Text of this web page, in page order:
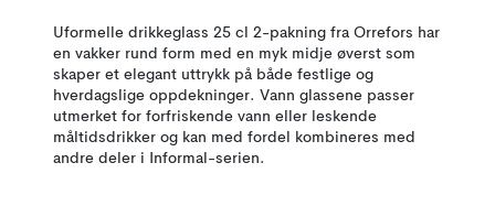
Uformelle drikkeglass 25 cl 2-pakning fra Orrefors har
en vakker rund form med en myk midje øverst som
skaper et elegant uttrykk på både festlige og
hverdagslige oppdekninger. Vann glassene passer
utmerket for forfriskende vann eller leskende
måltidsdrikker og kan med fordel kombineres med
andre deler i Informal-serien.